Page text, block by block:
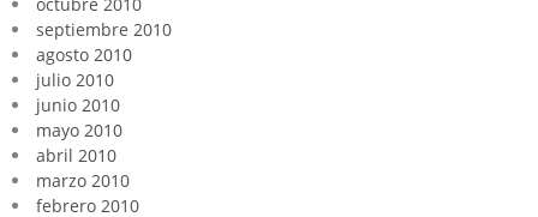
octubre 2010
septiembre 2010
agosto 2010
julio 2010
junio 2010
mayo 2010
abril 2010
marzo 2010
febrero 2010